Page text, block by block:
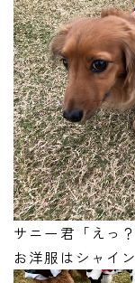
サニー君「えっ
お洋服はシャイ